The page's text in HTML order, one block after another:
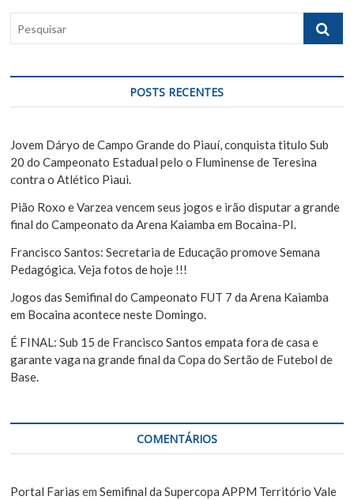
ã
o
P
o
s
t
t
:
:
q
i
a
r
POSTS RECENTES
Jovem Dáryo de Campo Grande do Piauí, conquista titulo Sub
20 do Campeonato Estadual pelo o Fluminense de Teresina
contra o Atlético Piaui.
Pião Roxo e Varzea vencem seus jogos e irão disputar a grande
final do Campeonato da Arena Kaiamba em Bocaina-PI.
Francisco Santos: Secretaria de Educação promove Semana
Pedagógica. Veja fotos de hoje !!!
Jogos das Semifinal do Campeonato FUT 7 da Arena Kaiamba
em Bocaina acontece neste Domingo.
É FINAL: Sub 15 de Francisco Santos empata fora de casa e
garante vaga na grande final da Copa do Sertão de Futebol de
Base.
COMENTÁRIOS
Portal Farias emSemifinal da Supercopa APPM Território Vale